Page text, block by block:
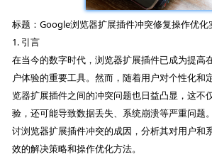
标题：Google浏览器扩展插件冲突修复操作优化
1. 引言
在当今的数字时代，浏览器扩展插件已成为提高
户体验的重要工具。然而，随着用户对个性化和
览器扩展插件之间的冲突问题也日益凸显，这不
验，还可能导致数据丢失、系统崩溃等严重问题
讨浏览器扩展插件冲突的成因，分析其对用户和
效的解决策略和操作优化方法。